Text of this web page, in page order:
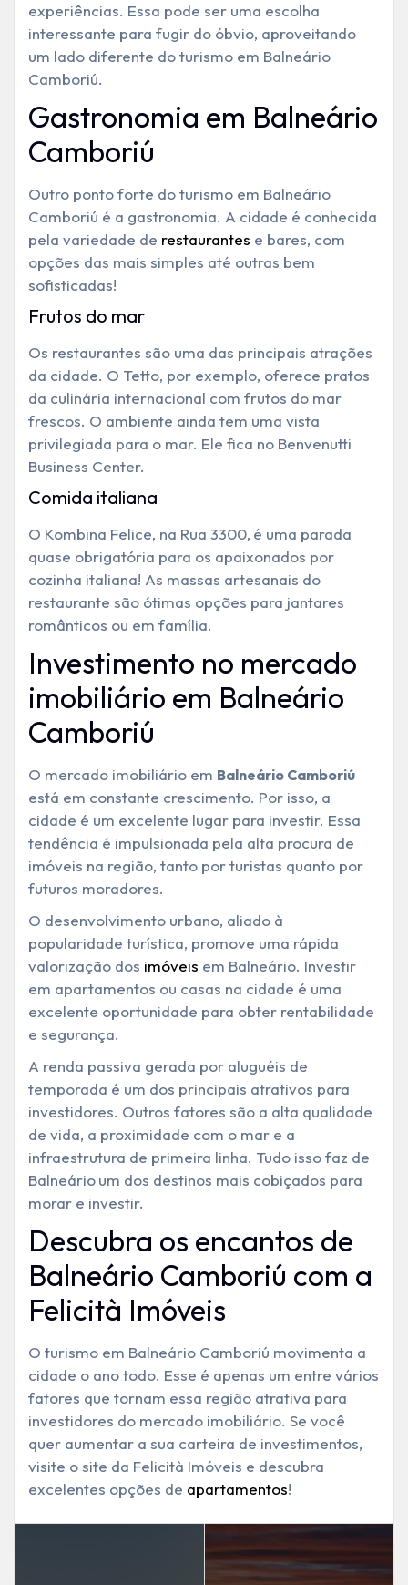
experiências. Essa pode ser uma escolha
interessante para fugir do óbvio, aproveitando
um lado diferente do turismo em Balneário
Camboriú.
Gastronomia em Balneário
Camboriú
Outro ponto forte do turismo em Balneário
Camboriú é a gastronomia. A cidade é conhecida
pela variedade de restaurantes e bares, com
opções das mais simples até outras bem
sofisticadas!
Frutos do mar
Os restaurantes são uma das principais atrações
da cidade. O Tetto, por exemplo, oferece pratos
da culinária internacional com frutos do mar
frescos. O ambiente ainda tem uma vista
privilegiada para o mar. Ele fica no Benvenutti
Business Center.
Comida italiana
O Kombina Felice, na Rua 3300, é uma parada
quase obrigatória para os apaixonados por
cozinha italiana! As massas artesanais do
restaurante são ótimas opções para jantares
românticos ou em família.
Investimento no mercado
imobiliário em Balneário
Camboriú
O mercado imobiliário em Balneário Camboriú
está em constante crescimento. Por isso, a
cidade é um excelente lugar para investir. Essa
tendência é impulsionada pela alta procura de
imóveis na região, tanto por turistas quanto por
futuros moradores.
O desenvolvimento urbano, aliado à
popularidade turística, promove uma rápida
valorização dos imóveis em Balneário. Investir
em apartamentos ou casas na cidade é uma
excelente oportunidade para obter rentabilidade
e segurança.
A renda passiva gerada por aluguéis de
temporada é um dos principais atrativos para
investidores. Outros fatores são a alta qualidade
de vida, a proximidade com o mar e a
infraestrutura de primeira linha. Tudo isso faz de
Balneárioum dos destinos mais cobiçados para
morar e investir.
Descubra os encantos de
Balneário Camboriú com a
Felicità Imóveis
O turismo em Balneário Camboriú movimenta a
cidade o ano todo. Esse é apenas um entre vários
fatores que tornam essa região atrativa para
investidores do mercado imobiliário. Se você
quer aumentar a sua carteira de investimentos,
visite o site da Felicità Imóveis e descubra
excelentes opções de apartamentos!